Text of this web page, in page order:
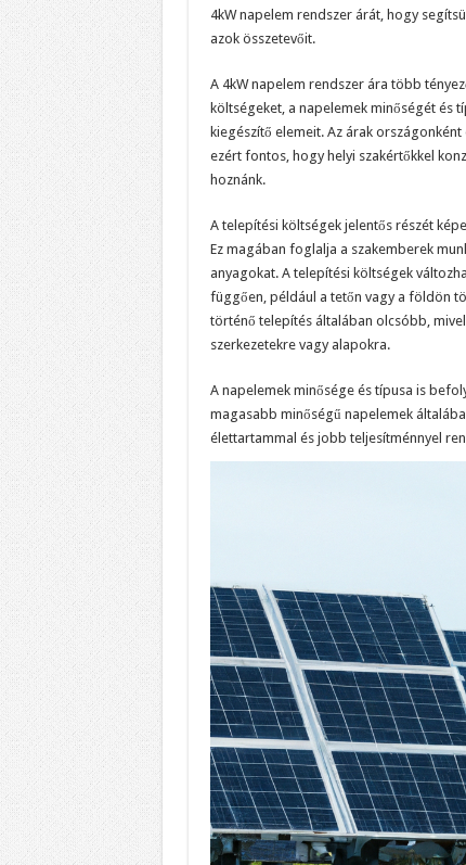
4kW napelem rendszer árát, hogy
azok összetevőit.
A 4kW napelem rendszer ára több
költségeket, a napelemek minőségét és
kiegészítő elemeit. Az árak
ezért fontos, hogy helyi szakértőkkel
hoznánk.
A telepítési költségek jelentős részét
Ez magában foglalja a szakemberek
anyagokat. A telepítési költségek
függően, például a tetőn vagy a földön
történő telepítés általában olcsóbb,
szerkezetekre vagy alapokra.
A napelemek minősége és típusa is
magasabb minőségű napelemek
élettartammal és jobb teljesítménnyel